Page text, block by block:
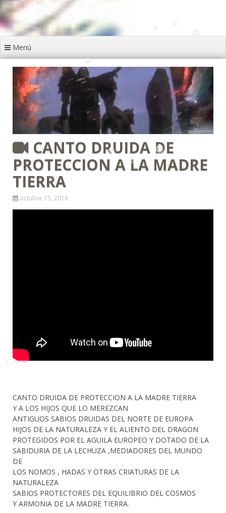
❅
❅
❅
❅
❅
Menú
CANTO DRUIDA DE
PROTECCION A LA MADRE
TIERRA
octubre 15, 2018
CANTO DRUIDA DE PROTECCION A LA MADRE TIERRA
Y A LOS HIJOS QUE LO MEREZCAN
ANTIGUOS SABIOS DRUIDAS DEL NORTE DE EUROPA
HIJOS DE LA NATURALEZA Y EL ALIENTO DEL DRAGON
PROTEGIDOS POR EL AGUILA EUROPEO Y DOTADO DE LA
SABIDURIA DE LA LECHUZA ,MEDIADORES DEL MUNDO
DE
LOS NOMOS , HADAS Y OTRAS CRIATURAS DE LA
NATURALEZA
SABIOS PROTECTORES DEL EQUILIBRIO DEL COSMOS
Y ARMONIA DE LA MADRE TIERRA.